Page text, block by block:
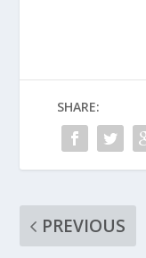
SHARE:
PREVIOUS